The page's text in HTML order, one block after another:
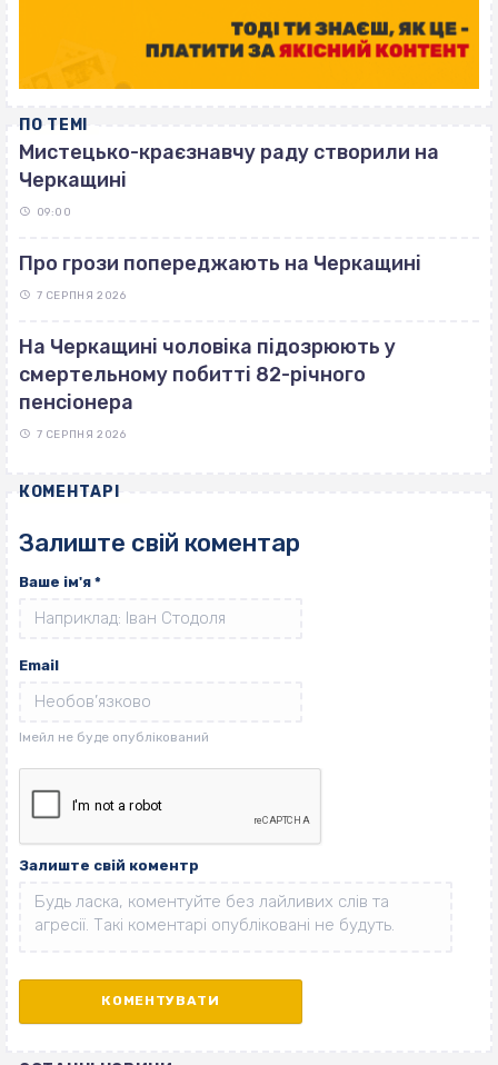
ПО ТЕМІ
Мистецько-краєзнавчу раду створили на
Черкащині
09:00
Про грози попереджають на Черкащині
7 СЕРПНЯ 2026
На Черкащині чоловіка підозрюють у
смертельному побитті 82-річного
пенсіонера
7 СЕРПНЯ 2026
КОМЕНТАРІ
Залиште свій коментар
Ваше ім'я *
Email
Залиште свій коментр